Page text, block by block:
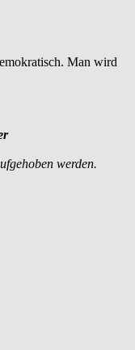
Man wird
werden.